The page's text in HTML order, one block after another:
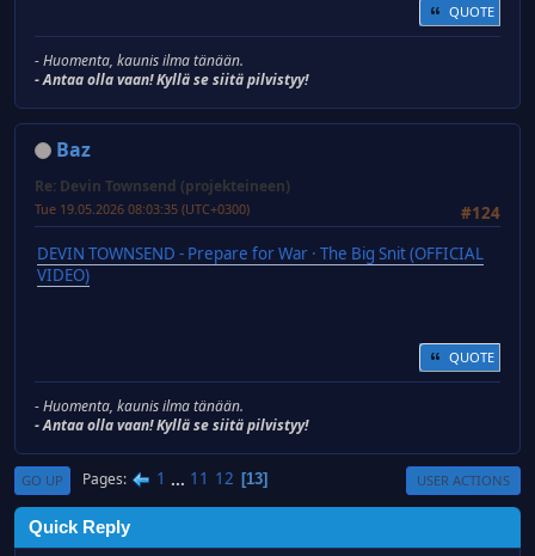
QUOTE
- Huomenta, kaunis ilma tänään.
- Antaa olla vaan! Kyllä se siitä pilvistyy!
Baz
Re: Devin Townsend (projekteineen)
#124
Tue 19.05.2026 08:03:35 (UTC+0300)
DEVIN TOWNSEND - Prepare for War · The Big Snit (OFFICIAL
VIDEO)
QUOTE
- Huomenta, kaunis ilma tänään.
- Antaa olla vaan! Kyllä se siitä pilvistyy!
GO UP Pages 1 ... 11 12 13 USER ACTIONS
Quick Reply